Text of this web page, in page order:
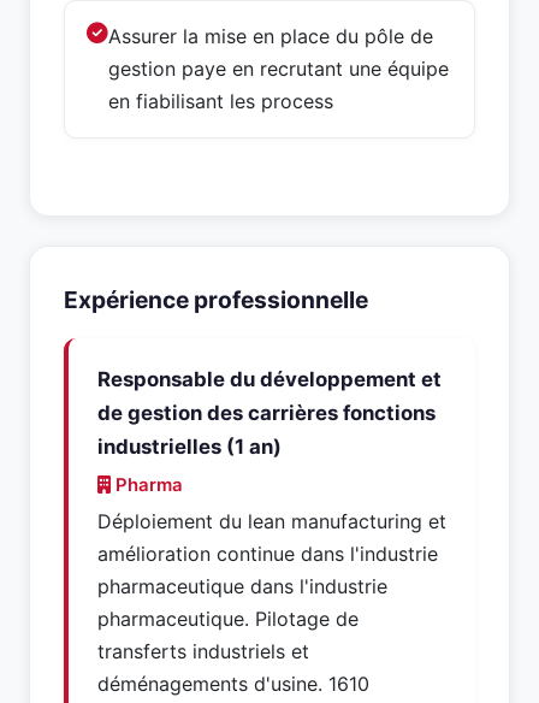
Assurer la mise en place du pôle de
gestion paye en recrutant une équipe
en fiabilisant les process
Expérience professionnelle
Responsable du développement et
de gestion des carrières fonctions
industrielles (1 an)
Pharma
Déploiement du lean manufacturing et
amélioration continue dans l'industrie
pharmaceutique dans l'industrie
pharmaceutique. Pilotage de
transferts industriels et
déménagements d'usine. 1610